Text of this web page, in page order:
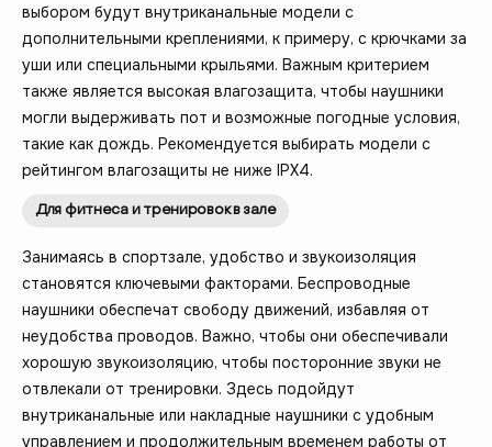
выбором будут внутриканальные модели с
дополнительными креплениями, к примеру, с крючками за
уши или специальными крыльями. Важным критерием
также является высокая влагозащита, чтобы наушники
могли выдерживать пот и возможные погодные условия,
такие как дождь. Рекомендуется выбирать модели с
рейтингом влагозащиты не ниже IPX4.
Для фитнеса и тренировок в зале
Занимаясь в спортзале, удобство и звукоизоляция
становятся ключевыми факторами. Беспроводные
наушники обеспечат свободу движений, избавляя от
неудобства проводов. Важно, чтобы они обеспечивали
хорошую звукоизоляцию, чтобы посторонние звуки не
отвлекали от тренировки. Здесь подойдут
внутриканальные или накладные наушники с удобным
управлением и продолжительным временем работы от